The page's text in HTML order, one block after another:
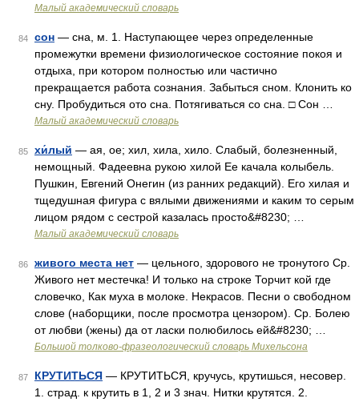
Малый академический словарь
84 сон — сна, м. 1. Наступающее через определенные
промежутки времени физиологическое состояние покоя и
отдыха, при котором полностью или частично
прекращается работа сознания. Забыться сном. Клонить ко
сну. Пробудиться ото сна. Потягиваться со сна. □ Сон …
Малый академический словарь
85 хи́лый — ая, ое; хил, хила, хило. Слабый, болезненный,
немощный. Фадеевна рукою хилой Ее качала колыбель.
Пушкин, Евгений Онегин (из ранних редакций). Его хилая и
тщедушная фигура с вялыми движениями и каким то серым
лицом рядом с сестрой казалась просто&#8230; …
Малый академический словарь
86 живого места нет — цельного, здорового не тронутого Ср.
Живого нет местечка! И только на строке Торчит кой где
словечко, Как муха в молоке. Некрасов. Песни о свободном
слове (наборщики, после просмотра цензором). Ср. Болею
от любви (жены) да от ласки полюбилось ей&#8230; …
Большой толково-фразеологический словарь Михельсона
87 КРУТИТЬСЯ — КРУТИТЬСЯ, кручусь, крутишься, несовер.
1. страд. к крутить в 1, 2 и 3 знач. Нитки крутятся. 2.